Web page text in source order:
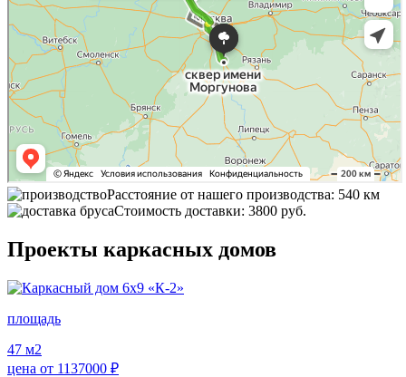
Расстояние от нашего производства: 540 км
Стоимость доставки: 3800 руб.
Проекты каркасных домов
площадь
47 м2
цена от 1137000 ₽